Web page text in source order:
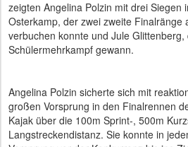
zeigten Angelina Polzin mit drei Siegen
Osterkamp, der zwei zweite Finalränge
verbuchen konnte und Jule Glittenberg,
Schülermehrkampf gewann.
Angelina Polzin sicherte sich mit
großen Vorsprung in den Finalrennen
Kajak über die 100m Sprint-, 500m
Langstreckendistanz. Sie konnte in